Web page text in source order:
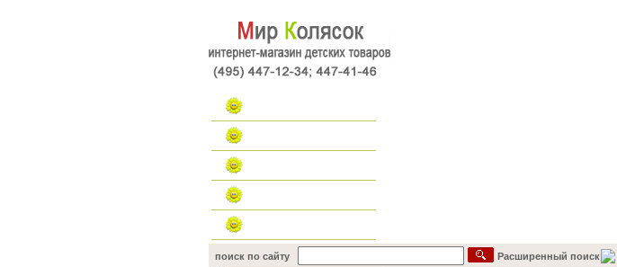
поиск по сайту Расширенный поиск